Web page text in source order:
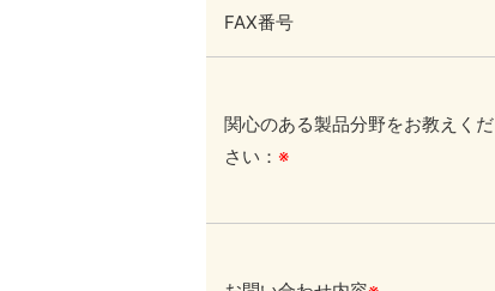
FAX番号
関心のある製品分野をお教えくだ
さい： ※